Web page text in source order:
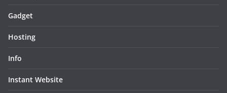
Gadget
Hosting
Info
Instant Website